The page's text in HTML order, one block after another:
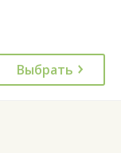
Выбрать